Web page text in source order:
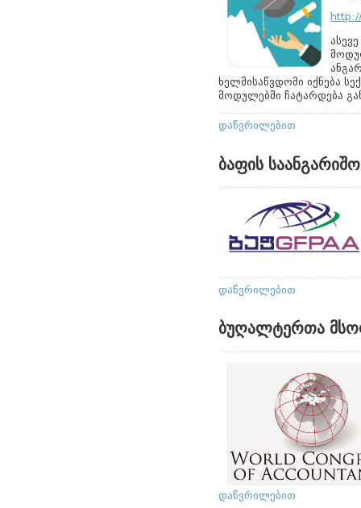
ხელმისაწვდომი იქნება
მოდულებში ჩატარდება
დაწვრილებით
ბაფის
დაწვრილებით
ბუღალტერთა
დაწვრილებით